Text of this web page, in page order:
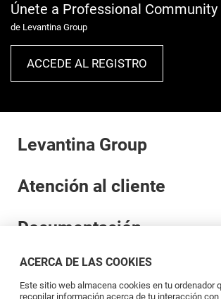
Únete a Professional Community
de Levantina Group
ACCEDE AL REGISTRO
ACERCA DE LAS COOKIES
Este sitio web almacena cookies en tu ordenador
recopilar información acerca de tu interacción
Levantina Group
Atención al cliente
Documentación
Marcas